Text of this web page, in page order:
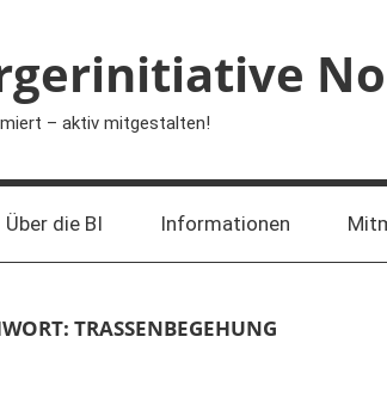
– aktiv mitgestalten!
Über die BI Informationen
TRASSENBEGEHUNG